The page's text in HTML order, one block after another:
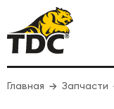
Главная Запчасти